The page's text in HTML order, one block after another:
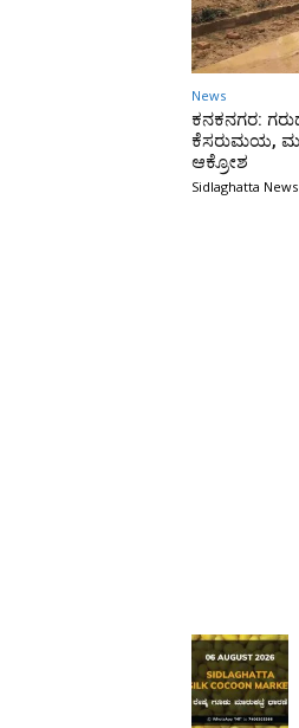
News
ಕನಕನಗರ:
ಕೆಸರುಮಯ,
ಆಕ್ರೋಶ
Sidlaghatta